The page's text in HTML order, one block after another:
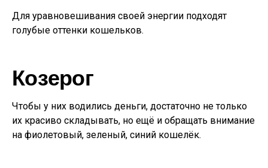
Для уравновешивания своей энергии подходят
голубые оттенки кошельков.
Козерог
Чтобы у них водились деньги, достаточно не только
их красиво складывать, но ещё и обращать внимание
на фиолетовый, зеленый, синий кошелёк.